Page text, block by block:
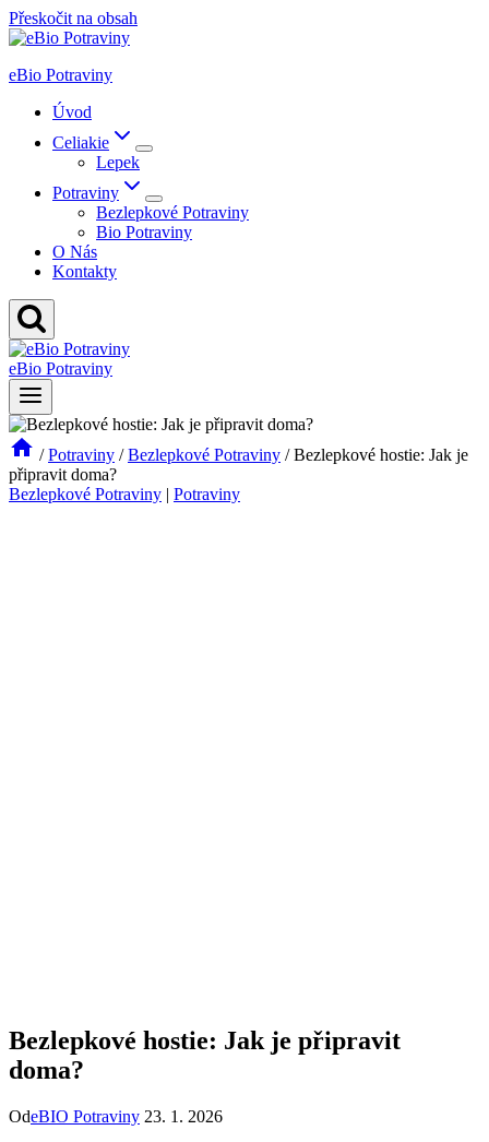
Přeskočit na obsah
eBio Potraviny
Úvod
Celiakie
Lepek
Potraviny
Bezlepkové Potraviny
Bio Potraviny
O Nás
Kontakty
eBio Potraviny
/ Potraviny / Bezlepkové Potraviny / Bezlepkové hostie: Jak je
připravit doma?
Bezlepkové Potraviny | Potraviny
Bezlepkové hostie: Jak je připravit
doma?
OdeBIO Potraviny 23. 1. 2026